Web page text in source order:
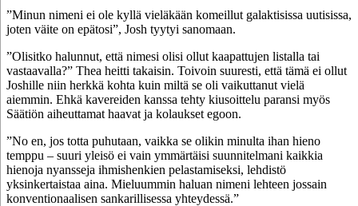
”Minun nimeni ei ole kyllä vieläkään komeillut galaktisissa uutisissa,
joten väite on epätosi”, Josh tyytyi sanomaan.
”Olisitko halunnut, että nimesi olisi ollut kaapattujen listalla tai
vastaavalla?” Thea heitti takaisin. Toivoin suuresti, että tämä ei ollut
Joshille niin herkkä kohta kuin miltä se oli vaikuttanut vielä
aiemmin. Ehkä kavereiden kanssa tehty kiusoittelu paransi myös
Säätiön aiheuttamat haavat ja kolaukset egoon.
”No en, jos totta puhutaan, vaikka se olikin minulta ihan hieno
temppu – suuri yleisö ei vain ymmärtäisi suunnitelmani kaikkia
hienoja nyansseja ihmishenkien pelastamiseksi, lehdistö
yksinkertaistaa aina. Mieluummin haluan nimeni lehteen jossain
konventionaalisen sankarillisessa yhteydessä.”